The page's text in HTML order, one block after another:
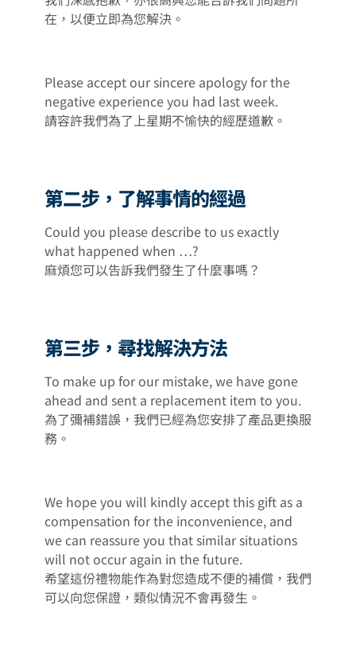
在，以便立即為您解決。
Please accept our sincere apology for the
negative experience you had last week.
請容許我們為了上星期不愉快的經歷道歉。
第二步，了解事情的經過
Could you please describe to us exactly
what happened when …?
麻煩您可以告訴我們發生了什麼事嗎？
第三步，尋找解決方法
To make up for our mistake, we have gone
ahead and sent a replacement item to you.
為了彌補錯誤，我們已經為您安排了產品更換服
務。
We hope you will kindly accept this gift as a
compensation for the inconvenience, and
we can reassure you that similar situations
will not occur again in the future.
希望這份禮物能作為對您造成不便的補償，我們
可以向您保證，類似情況不會再發生。